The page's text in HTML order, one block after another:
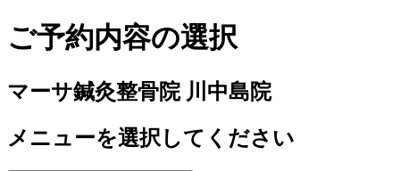
ご予約内容の選択
マーサ鍼灸整骨院 川中島院
メニューを選択してください